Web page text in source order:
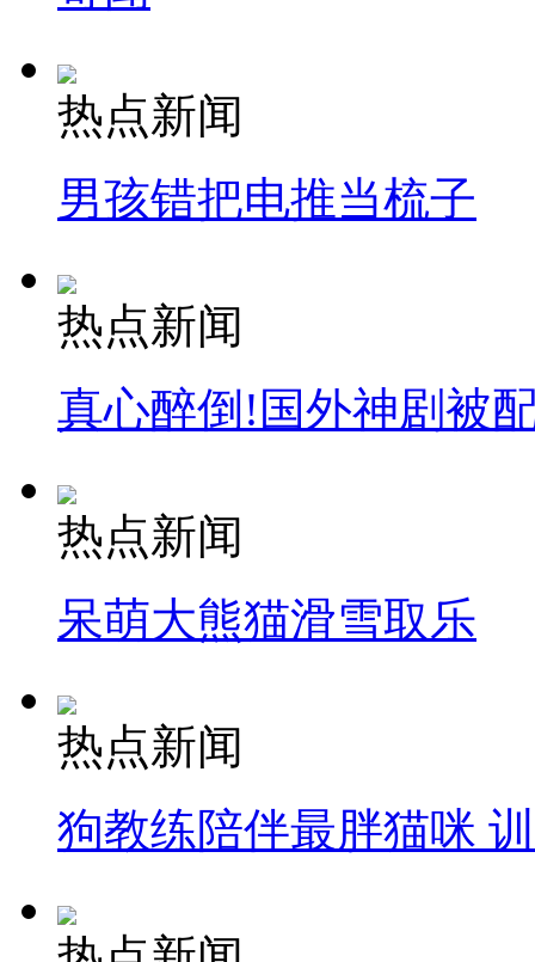
热点新闻
男孩错把电推当梳子
热点新闻
真心醉倒!国外神剧被
热点新闻
呆萌大熊猫滑雪取乐
热点新闻
狗教练陪伴最胖猫咪